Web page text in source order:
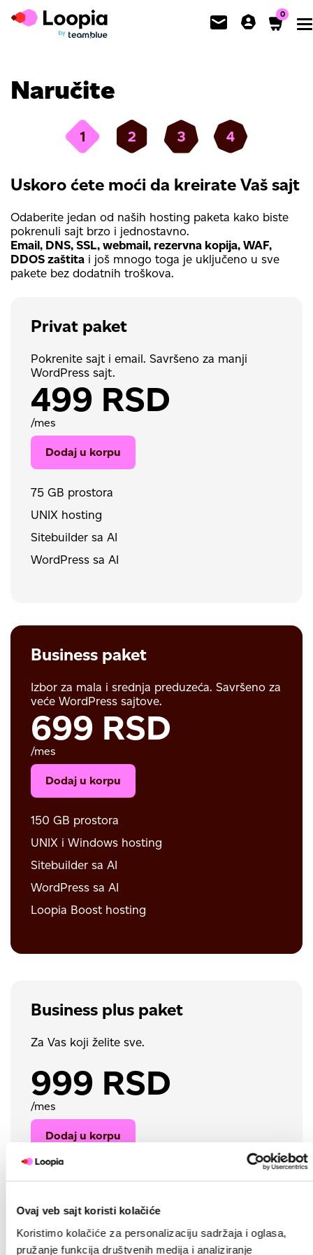
Ovaj veb sajt koristi kolačiće
Koristimo kolačiće za personalizaciju sadržaja i oglasa,
pružanje funkcija društvenih medija i analiziranje
0
Naručite
Uskoro ćete moći da kreirate Vaš sajt
Odaberite jedan od naših hosting paketa kako biste
pokrenuli sajt brzo i jednostavno.
Email, DNS, SSL, webmail, rezervna kopija, WAF,
DDOS zaštita i još mnogo toga je uključeno u sve
pakete bez dodatnih troškova.
Privat paket
Pokrenite sajt i email. Savršeno za manji
WordPress sajt.
499 RSD
/mes
Dodaj u korpu
75 GB prostora
UNIX hosting
Sitebuilder sa AI
WordPress sa AI
Business paket
Izbor za mala i srednja preduzeća. Savršeno za
veće WordPress sajtove.
699 RSD
/mes
Dodaj u korpu
150 GB prostora
UNIX i Windows hosting
Sitebuilder sa AI
WordPress sa AI
Loopia Boost hosting
Business plus paket
Za Vas koji želite sve.
999 RSD
/mes
Dodaj u korpu
Sitebuilder sa AI
WordPress sa AI